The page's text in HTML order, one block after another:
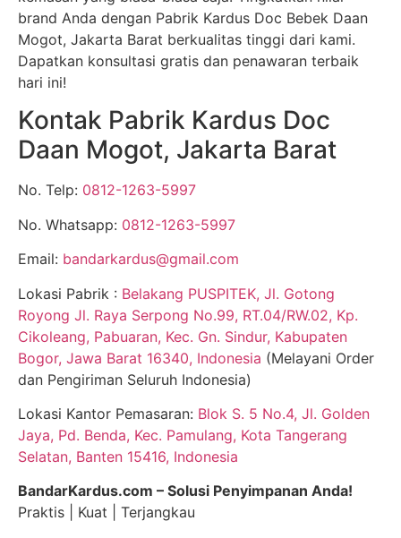
brand Anda dengan Pabrik Kardus Doc Bebek Daan
Mogot, Jakarta Barat berkualitas tinggi dari kami.
Dapatkan konsultasi gratis dan penawaran terbaik
hari ini!
Kontak Pabrik Kardus Doc
Daan Mogot, Jakarta Barat
No. Telp: 0812-1263-5997
No. Whatsapp: 0812-1263-5997
Email: bandarkardus@gmail.com
Lokasi Pabrik : Belakang PUSPITEK, Jl. Gotong
Royong Jl. Raya Serpong No.99, RT.04/RW.02, Kp.
Cikoleang, Pabuaran, Kec. Gn. Sindur, Kabupaten
Bogor, Jawa Barat 16340, Indonesia (Melayani Order
dan Pengiriman Seluruh Indonesia)
Lokasi Kantor Pemasaran: Blok S. 5 No.4, Jl. Golden
Jaya, Pd. Benda, Kec. Pamulang, Kota Tangerang
Selatan, Banten 15416, Indonesia
BandarKardus.com – Solusi Penyimpanan Anda!
Praktis | Kuat | Terjangkau